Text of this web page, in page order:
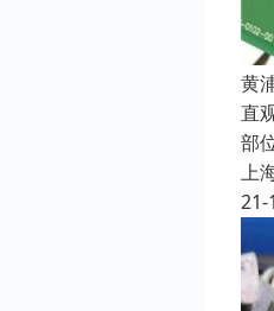
黄
直
部
上
21-